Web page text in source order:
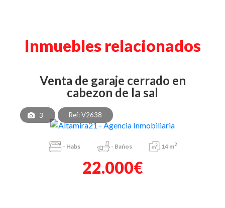
Inmuebles relacionados
venta de garaje cerrado en
cabezon de la sal
3 Ref: V2638
- Habs - Baños 14 m2
22.000€